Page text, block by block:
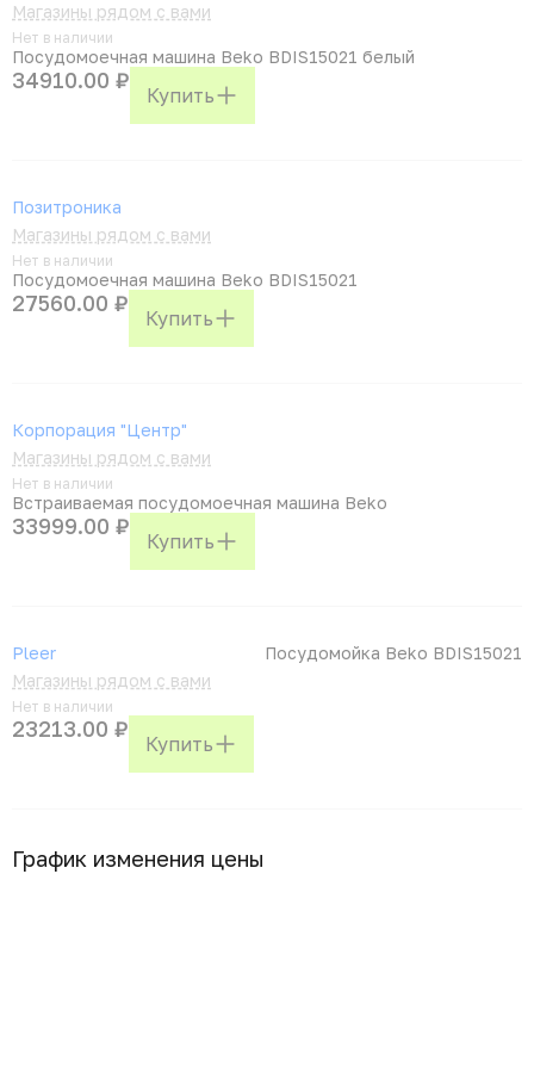
Магазины рядом с вами
Нет в наличии
Посудомоечная машина Beko BDIS15021 белый
34910.00 ₽
Купить
Позитроника
Магазины рядом с вами
Нет в наличии
Посудомоечная машина Beko BDIS15021
27560.00 ₽
Купить
Корпорация "Центр"
Магазины рядом с вами
Нет в наличии
Встраиваемая посудомоечная машина Beko
33999.00 ₽
Купить
Pleer
Магазины рядом с вами
Нет в наличии
Посудомойка Beko BDIS15021
23213.00 ₽
Купить
График изменения цены